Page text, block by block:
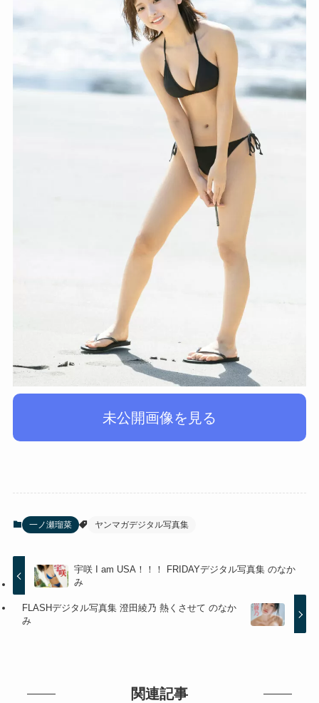
未公開画像を見る
一ノ瀬瑠菜 ヤンマガデジタル写真集
宇咲 I am USA！！！ FRIDAYデジタル写真集 のなか
み
FLASHデジタル写真集 澄田綾乃 熱くさせて のなか
み
関連記事